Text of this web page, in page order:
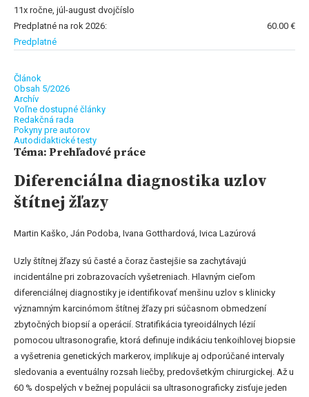
11x ročne, júl-august dvojčíslo
Predplatné na rok 2026:
60.00 €
Predplatné
Článok
Obsah 5/2026
Archív
Voľne dostupné články
Redakčná rada
Pokyny pre autorov
Autodidaktické testy
Téma: Prehľadové práce
Diferenciálna diagnostika uzlov
štítnej žľazy
Martin Kaško, Ján Podoba, Ivana Gotthardová, Ivica Lazúrová
Uzly štítnej žľazy sú časté a čoraz častejšie sa zachytávajú
incidentálne pri zobrazovacích vyšetreniach. Hlavným cieľom
diferenciálnej diagnostiky je identifikovať menšinu uzlov s klinicky
významným karcinómom štítnej žľazy pri súčasnom obmedzení
zbytočných biopsií a operácií. Stratifikácia tyreoidálnych lézií
pomocou ultrasonografie, ktorá definuje indikáciu tenkoihlovej biopsie
a vyšetrenia genetických markerov, implikuje aj odporúčané intervaly
sledovania a eventuálny rozsah liečby, predovšetkým chirurgickej. Až u
60 % dospelých v bežnej populácii sa ultrasonograficky zisťuje jeden